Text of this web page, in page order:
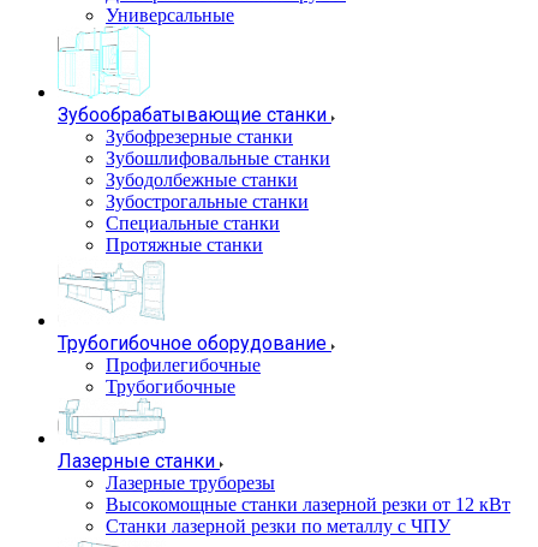
Универсальные
Зубообрабатывающие станки
Зубофрезерные станки
Зубошлифовальные станки
Зубодолбежные станки
Зубострогальные станки
Специальные станки
Протяжные станки
Трубогибочное оборудование
Профилегибочные
Трубогибочные
Лазерные станки
Лазерные труборезы
Высокомощные станки лазерной резки от 12 кВт
Станки лазерной резки по металлу с ЧПУ